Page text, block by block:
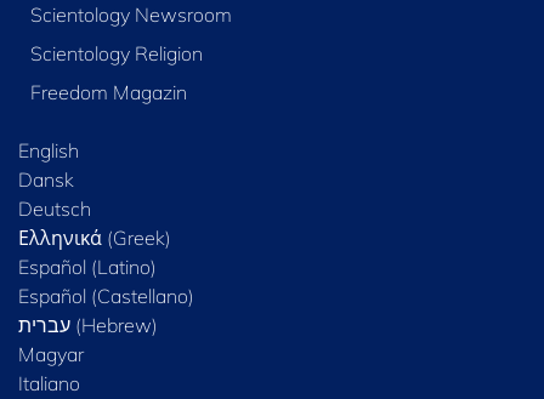
Scientology Newsroom
Scientology Religion
Freedom Magazin
English
Dansk
Deutsch
Ελληνικά (Greek)
Español (Latino)
Español (Castellano)
Magyar
Italiano